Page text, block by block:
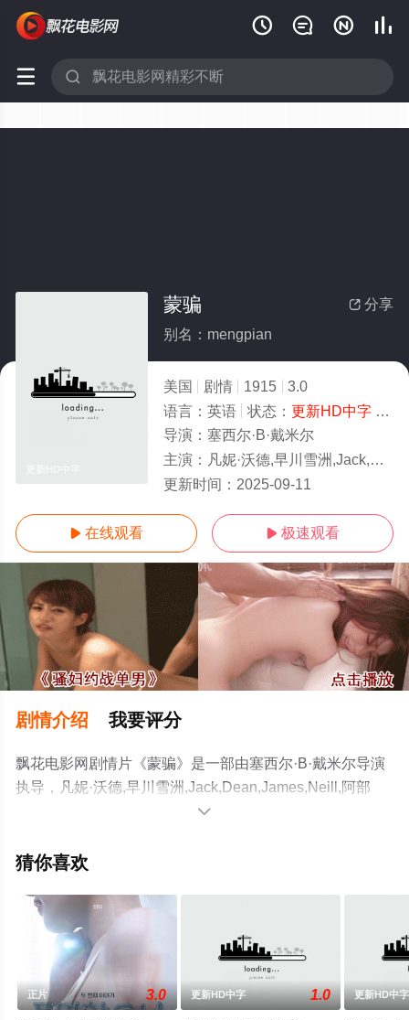
   
 
 分享
蒙骗
别名：mengpian
美国 剧情 1915
3.0
语言： 英语 状态： 更新HD中字- 免费在线观看
导演： 塞西尔·B·戴米尔
主演： 凡妮·沃德,早川雪洲,Jack,Dean,James,Neill,阿部丰,Dana,Ong,Hazel,
更新时间： 2025-09-11
 在线观看  极速观看
剧情介绍 我要评分
飘花电影网剧情片《蒙骗》是一部由塞西尔·B·戴米尔导演
执导，凡妮·沃德,早川雪洲,Jack,Dean,James,Neill,阿部
丰,Dana,Ong,Hazel,Childers,Arthur,H.,Williams等演员精彩
影大全就上飘花影院，更多相关信息可移步至豆瓣电影、

猜你喜欢
正片 3.0 更新HD中字 1.0 更新HD中字